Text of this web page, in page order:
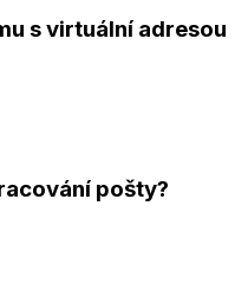
s virtuální adresou
pošty?